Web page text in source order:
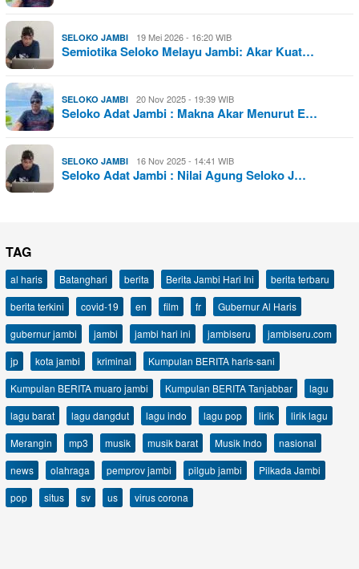
SELOKO JAMBI 19 Mei 2026 - 16:20 WIB
Semiotika Seloko Melayu Jambi: Akar Kuat…
SELOKO JAMBI 20 Nov 2025 - 19:39 WIB
Seloko Adat Jambi : Makna Akar Menurut E…
SELOKO JAMBI 16 Nov 2025 - 14:41 WIB
Seloko Adat Jambi : Nilai Agung Seloko J…
TAG
al haris Batanghari berita Berita Jambi Hari Ini
berita terbaru
berita terkini
covid-19 en film fr
Gubernur Al Haris
gubernur jambi
jambi jambi hari ini jambiseru
jambiseru.com
jp
kota jambi kriminal
Kumpulan BERITA haris-sani
Kumpulan BERITA muaro jambi
Kumpulan BERITA Tanjabbar
lagu
lagu barat
lagu dangdut lagu indo lagu pop lirik
lirik lagu
Merangin
mp3 musik musik barat Musik Indo
nasional
news
olahraga pemprov jambi pilgub jambi
Pilkada Jambi
pop
situs sv us virus corona